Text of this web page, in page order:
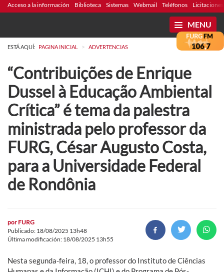
Acceso a la información Biblioteca Sistemas Webmail Teléfonos Licitaciones
MENU
ESTÁ AQUÍ: PAGINA INICIAL > ADVERTENCIAS
“Contribuições de Enrique
Dussel à Educação Ambiental
Crítica” é tema da palestra
ministrada pelo professor da
FURG, César Augusto Costa,
para a Universidade Federal
de Rondônia
por FURG
Publicado: 18/08/2025 13h48
Última modificación: 18/08/2025 13h55
Nesta segunda-feira, 18, o professor do Instituto de Ciências